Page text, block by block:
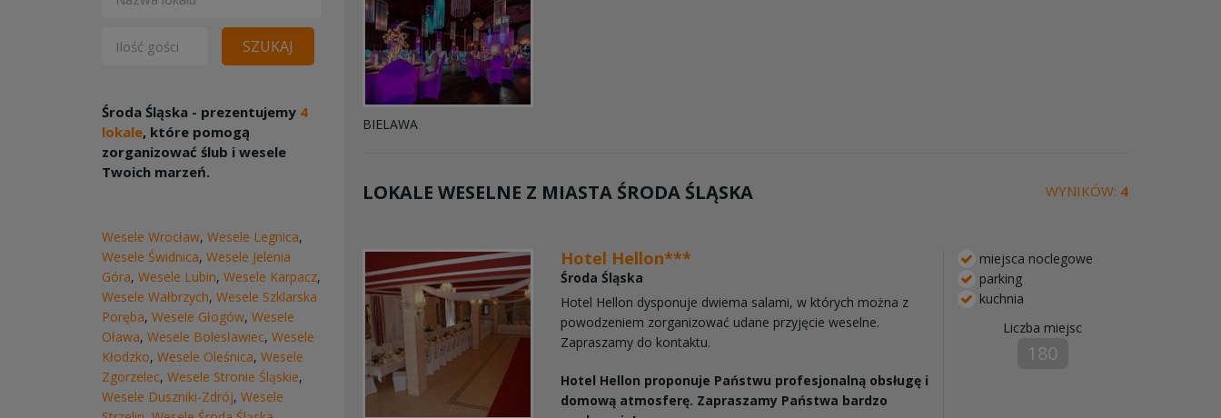
BIELAWA
LOKALE WESELNE Z MIASTA ŚRODA ŚLĄSKA WYNIKÓW: 4
Hotel Hellon***
Środa Śląska
Hotel Hellon dysponuje dwiema salami, w których można z
powodzeniem zorganizować udane przyjęcie weselne.
Zapraszamy do kontaktu.
Hotel Hellon proponuje Państwu profesjonalną obsługę i
domową atmosferę. Zapraszamy Państwa bardzo
miejsca noclegowe
parking
kuchnia
Liczba miejsc
180
SZUKAJ
Środa Śląska - prezentujemy 4
lokale, które pomogą
zorganizować ślub i wesele
Twoich marzeń.
Wesele Wrocław, Wesele Legnica,
Wesele Świdnica, Wesele Jelenia
Góra, Wesele Lubin, Wesele Karpacz,
Wesele Wałbrzych, Wesele Szklarska
Poręba, Wesele Głogów, Wesele
Oława, Wesele Bolesławiec, Wesele
Kłodzko, Wesele Oleśnica, Wesele
Zgorzelec, Wesele Stronie Śląskie,
Wesele Duszniki-Zdrój, Wesele